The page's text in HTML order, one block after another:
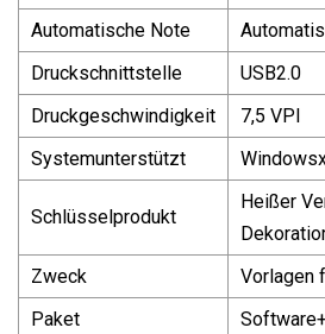
Automatische Note
Druckschnittstelle
USB2.0
Druckgeschwindigkeit
7,5 VPI
Systemunterstützt
Schlüsselprodukt
Heißer
Zweck
Vorlagen
Paket